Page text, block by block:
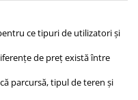
ce tipuri de utilizatori și
de preț există între
parcursă, tipul de teren și